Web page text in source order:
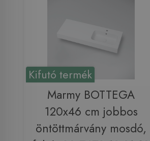
Kifutó termék
Marmy BOTTEGA
120x46 cm jobbos
öntöttmárvány mosdó,